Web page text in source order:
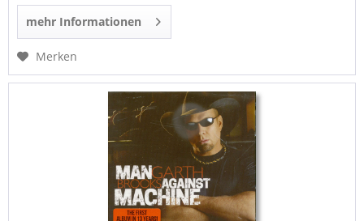
mehr Informationen
Merken